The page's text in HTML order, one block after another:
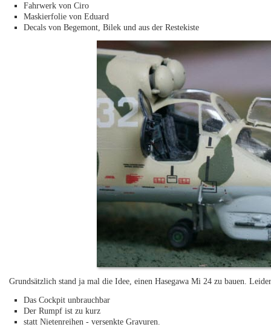
Fahrwerk von Ciro
Maskierfolie von Eduard
Decals von Begemont, Bilek und aus der Restekiste
Grundsätzlich stand ja mal die Idee, einen Hasegawa Mi 24 zu bauen.
Das Cockpit unbrauchbar
Der Rumpf ist zu kurz
statt Nietenreihen - versenkte Gravuren.